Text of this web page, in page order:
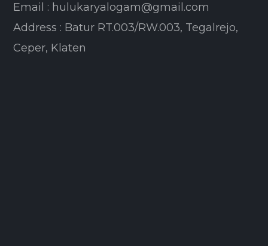
Email : hulukaryalogam@gmail.com
Address : Batur RT.003/RW.003, Tegalrejo,
Ceper, Klaten